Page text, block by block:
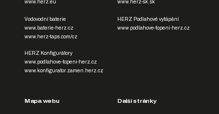
www.herz.eu
Vodovodní baterie
www.baterie-herz.cz
www.herz-taps.com/cz
www.herz-sk.sk
HERZ Podlahové vytápění
www.podlahove-topeni-herz.cz
HERZ Konfigurátory
www.podlahove-topeni-herz.cz
www.konfigurator.zamen.herz.cz
Mapa webu Další stránky